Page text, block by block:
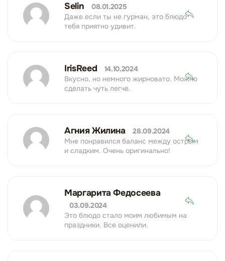
Selin
08.01.2025
Даже если ты не гурман, это блюдо
тебя приятно удивит.
IrisReed
14.10.2024
Вкусно, но немного жирновато. Можно
сделать чуть легче.
Агния Жилина
28.09.2024
Мне понравился баланс между острым
и сладким. Очень оригинально!
Маргарита Федосеева
03.09.2024
Это блюдо стало моим любимым на
праздники. Все оценили.